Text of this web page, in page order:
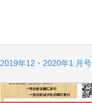
2019年12・2020年1 月号